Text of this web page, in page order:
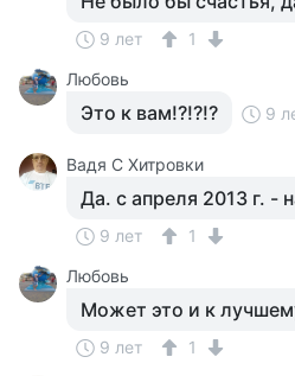
9 лет
1
Любовь
Это к вам!?!?!? 9
Вадя С Хитровки
Да. с апреля 2013 г. -
9 лет
1
Любовь
Может это и к
9 лет
1